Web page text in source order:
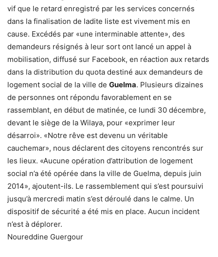
vif que le retard enregistré par les services concernés
dans la finalisation de ladite liste est vivement mis en
cause. Excédés par «une interminable attente», des
demandeurs résignés à leur sort ont lancé un appel à
mobilisation, diffusé sur Facebook, en réaction aux retards
dans la distribution du quota destiné aux demandeurs de
logement social de la ville de Guelma. Plusieurs dizaines
de personnes ont répondu favorablement en se
rassemblant, en début de matinée, ce lundi 30 décembre,
devant le siège de la Wilaya, pour «exprimer leur
désarroi». «Notre rêve est devenu un véritable
cauchemar», nous déclarent des citoyens rencontrés sur
les lieux. «Aucune opération d’attribution de logement
social n’a été opérée dans la ville de Guelma, depuis juin
2014», ajoutent-ils. Le rassemblement qui s’est poursuivi
jusqu’à mercredi matin s’est déroulé dans le calme. Un
dispositif de sécurité a été mis en place. Aucun incident
n’est à déplorer.
Noureddine Guergour